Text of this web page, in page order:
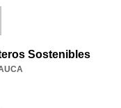
Sostenibles